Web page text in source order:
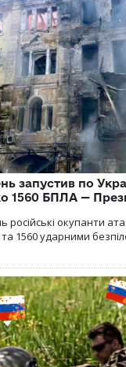
запустив по
1560 БПЛА —
російські окупанти
1560 ударними